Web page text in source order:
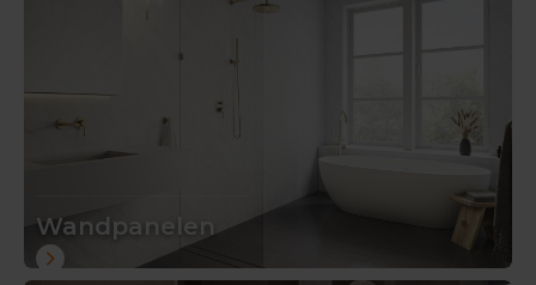
Wandpanelen